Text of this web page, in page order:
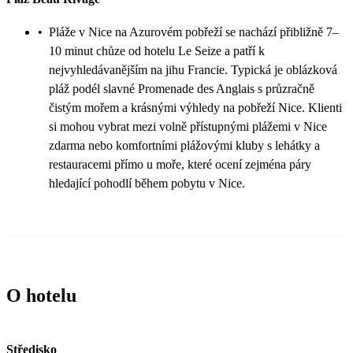
• Pláže v Nice na Azurovém pobřeží se nachází přibližně 7–
10 minut chůze od hotelu Le Seize a patří k
nejvyhledávanějším na jihu Francie. Typická je oblázková
pláž podél slavné Promenade des Anglais s průzračně
čistým mořem a krásnými výhledy na pobřeží Nice. Klienti
si mohou vybrat mezi volně přístupnými plážemi v Nice
zdarma nebo komfortními plážovými kluby s lehátky a
restauracemi přímo u moře, které ocení zejména páry
hledající pohodlí během pobytu v Nice.
O hotelu
Středisko